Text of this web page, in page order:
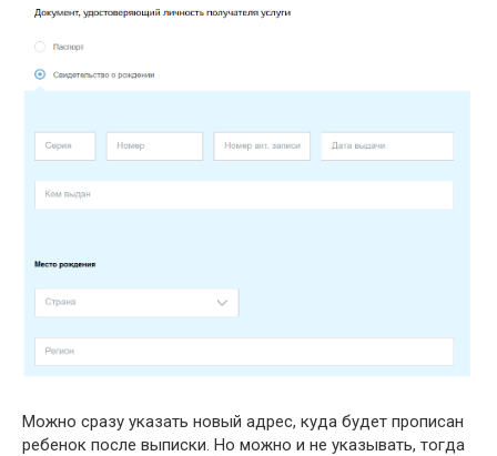
Можно сразу указать новый адрес, куда будет прописан
ребенок после выписки. Но можно и не указывать, тогда